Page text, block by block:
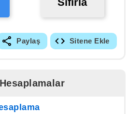
Paylaş Sitene Ekle